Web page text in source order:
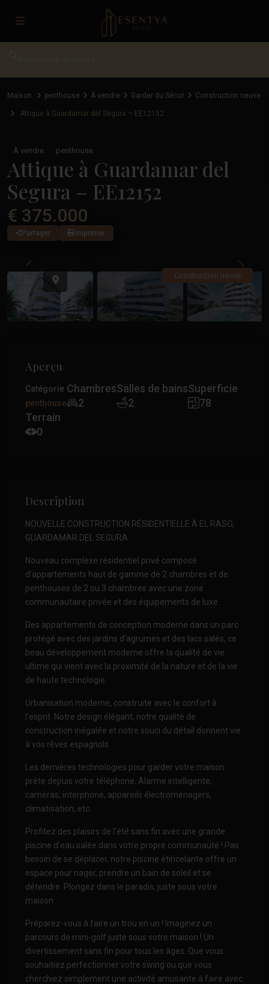
Maison penthouse À vendre Garder du Sécur Construction neuve
Attique à Guardamar del Segura – EE12152
À vendre penthouse
Attique à Guardamar del
Segura – EE12152
€ 375.000
Partager Imprimer
Construction neuve
Précédent
Aperçu
Catégorie
penthouse
Chambres
2
Salles de bains
2
Superficie
78
Terrain
0
Description
NOUVELLE CONSTRUCTION RÉSIDENTIELLE À EL RASO,
GUARDAMAR DEL SEGURA
Nouveau complexe résidentiel privé composé
d’appartements haut de gamme de 2 chambres et de
penthouses de 2 ou 3 chambres avec une zone
communautaire privée et des équipements de luxe.
Des appartements de conception moderne dans un parc
protégé avec des jardins d’agrumes et des lacs salés, ce
beau développement moderne offre la qualité de vie
ultime qui vient avec la proximité de la nature et de la vie
de haute technologie.
Urbanisation moderne, construite avec le confort à
l’esprit. Notre design élégant, notre qualité de
construction inégalée et notre souci du détail donnent vie
à vos rêves espagnols.
Les dernières technologies pour garder votre maison
prête depuis votre téléphone. Alarme intelligente,
caméras, interphone, appareils électroménagers,
climatisation, etc.
Profitez des plaisirs de l’été sans fin avec une grande
piscine d’eau salée dans votre propre communauté ! Pas
besoin de se déplacer, notre piscine étincelante offre un
espace pour nager, prendre un bain de soleil et se
détendre. Plongez dans le paradis, juste sous votre
maison.
Préparez-vous à faire un trou en un ! Imaginez un
parcours de mini-golf juste sous votre maison ! Un
divertissement sans fin pour tous les âges. Que vous
souhaitiez perfectionner votre swing ou que vous
cherchiez simplement une activité amusante à faire avec